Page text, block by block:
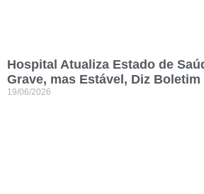
Hospital Atualiza Estado de
Grave, mas Estável, Diz Boletim
19/06/2026